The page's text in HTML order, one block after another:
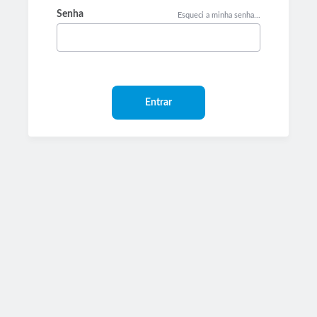
Senha Esqueci a minha senha...